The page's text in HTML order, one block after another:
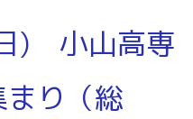
) 小山高専
まり（総